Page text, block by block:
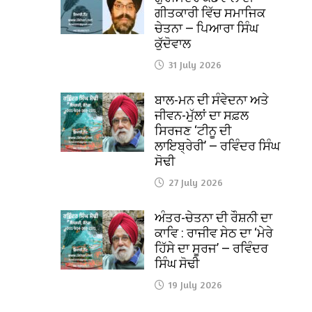
ਗੀਤਕਾਰੀ ਵਿੱਚ ਸਮਾਜਿਕ
ਚੇਤਨਾ — ਪਿਆਰਾ ਸਿੰਘ
ਕੁੱਦੋਵਾਲ
31 July 2026
ਬਾਲ-ਮਨ ਦੀ ਸੰਵੇਦਨਾ ਅਤੇ
ਜੀਵਨ-ਮੁੱਲਾਂ ਦਾ ਸਫ਼ਲ
ਸਿਰਜਣ ‘ਟੀਨੂ ਦੀ
ਲਾਇਬ੍ਰੇਰੀ’ — ਰਵਿੰਦਰ ਸਿੰਘ
ਸੋਢੀ
27 July 2026
ਅੰਤਰ-ਚੇਤਨਾ ਦੀ ਰੌਸ਼ਨੀ ਦਾ
ਕਾਵਿ : ਰਾਜੀਵ ਸੇਠ ਦਾ ‘ਮੇਰੇ
ਹਿੱਸੇ ਦਾ ਸੂਰਜ’ — ਰਵਿੰਦਰ
ਸਿੰਘ ਸੋਢੀ
19 July 2026